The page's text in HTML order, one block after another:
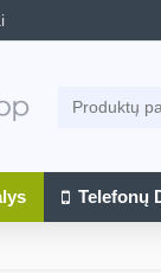
Telefonų